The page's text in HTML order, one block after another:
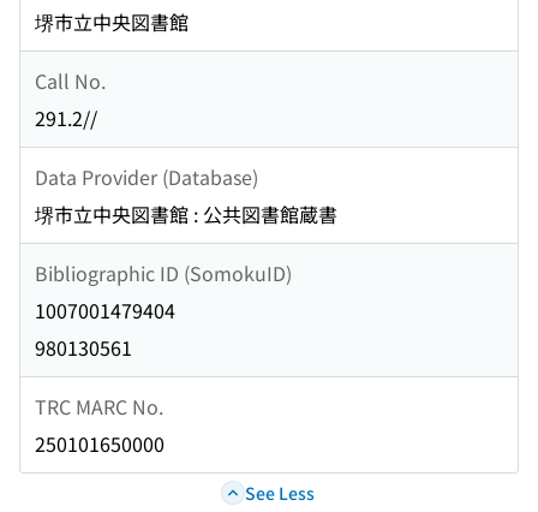
堺市立中央図書館
Call No.
291.2//
Data Provider (Database)
堺市立中央図書館 : 公共図書館蔵書
Bibliographic ID (SomokuID)
1007001479404
980130561
TRC MARC No.
250101650000
See Less